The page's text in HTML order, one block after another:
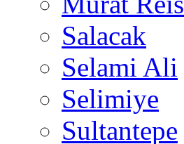
Salacak
Selami Ali
Selimiye
Sultantepe